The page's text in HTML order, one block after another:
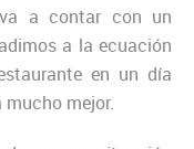
a contar con un
a la ecuación
en un día
mucho mejor.